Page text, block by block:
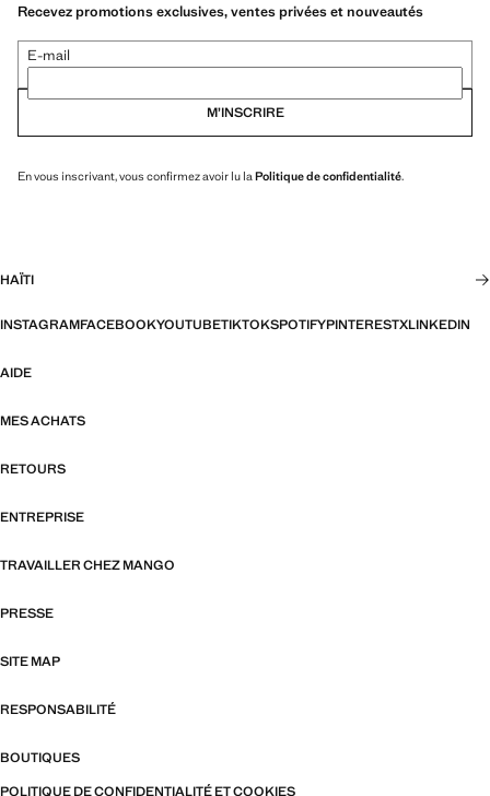
Recevez promotions exclusives, ventes privées et nouveautés
E-mail
M’INSCRIRE
En vous inscrivant, vous confirmez avoir lu la Politique de confidentialité.
HAÏTI
INSTAGRAMFACEBOOKYOUTUBETIKTOKSPOTIFYPINTERESTXLINKEDIN
AIDE
MES ACHATS
RETOURS
ENTREPRISE
TRAVAILLER CHEZ MANGO
PRESSE
SITE MAP
RESPONSABILITÉ
BOUTIQUES
POLITIQUE DE CONFIDENTIALITÉ ET COOKIES